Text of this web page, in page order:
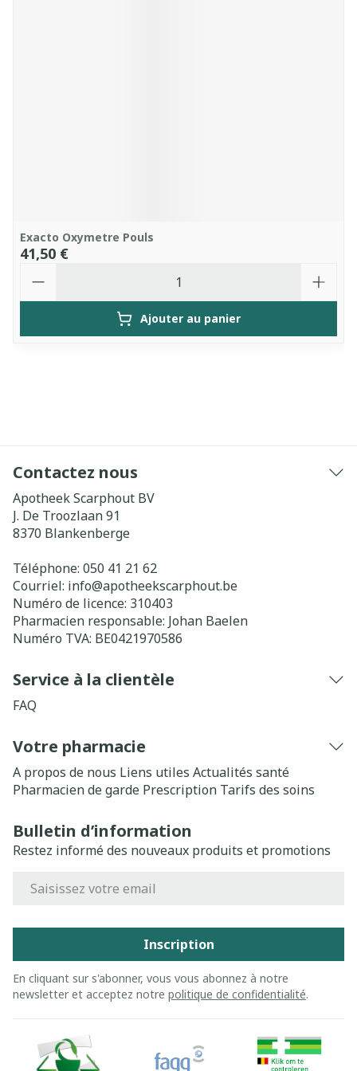
Exacto Oxymetre Pouls
41,50 €
Ajouter au panier
Contactez nous
Apotheek Scarphout BV
J. De Troozlaan 91
8370 Blankenberge
Téléphone: 050 41 21 62
Courriel: info@apotheekscarphout.be
Numéro de licence: 310403
Pharmacien responsable: Johan Baelen
Numéro TVA: BE0421970586
Service à la clientèle
FAQ
Votre pharmacie
A propos de nous Liens utiles Actualités santé
Pharmacien de garde Prescription Tarifs des soins
Bulletin d’information
Restez informé des nouveaux produits et promotions
Inscription
En cliquant sur s'abonner, vous vous abonnez à notre
newsletter et acceptez notre politique de confidentialité.